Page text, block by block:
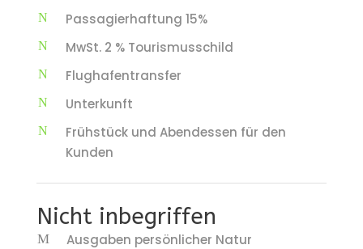
Passagierhaftung 15%
MwSt. 2 % Tourismusschild
Flughafentransfer
Unterkunft
Frühstück und Abendessen für den
Kunden
Nicht inbegriffen
Ausgaben persönlicher Natur